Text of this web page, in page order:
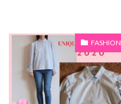
FASHION